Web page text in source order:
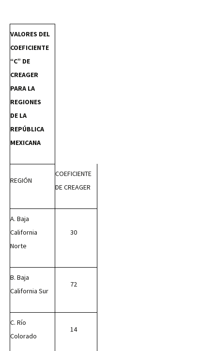
VALORES DEL
COEFICIENTE
“C” DE
CREAGER
PARA LA
REGIONES
DE LA
REPÚBLICA
MEXICANA
REGIÓN
COEFICIENTE
DE CREAGER
A. Baja
California
Norte
30
B. Baja
California Sur
72
C. Río
Colorado
14